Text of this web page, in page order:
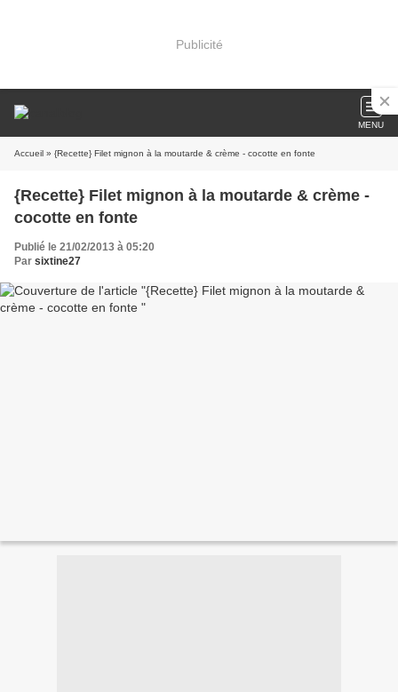
Publicité
MENU
Accueil » {Recette} Filet mignon à la moutarde & crème - cocotte en fonte
{Recette} Filet mignon à la moutarde & crème -
cocotte en fonte
Publié le 21/02/2013 à 05:20
Par sixtine27